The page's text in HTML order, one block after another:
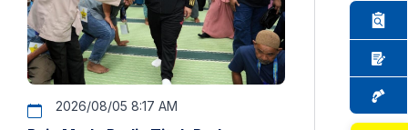
2026/08/05 8:17 AM